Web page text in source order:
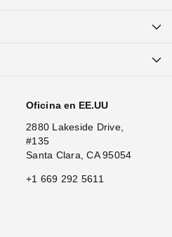
Oficina en EE.UU
2880 Lakeside Drive,
#135
Santa Clara, CA 95054
+1 669 292 5611